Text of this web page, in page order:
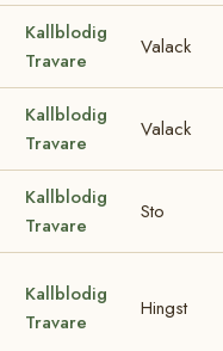
Kallblodig
Travare
Valack
Kallblodig
Travare
Valack
Kallblodig
Travare
Sto
Kallblodig
Travare
Hingst